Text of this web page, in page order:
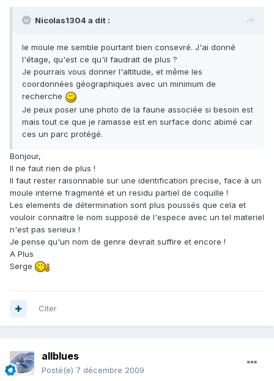
Nicolas1304 a dit :
le moule me semble pourtant bien consevré. J'ai donné
l'étage, qu'est ce qu'il faudrait de plus ?
Je pourrais vous donner l'altitude, et même les
coordonnées géographiques avec un minimum de
recherche
Je peux poser une photo de la faune associée si besoin est
mais tout ce que je ramasse est en surface donc abimé car
ces un parc protégé.
Bonjour,
Il ne faut rien de plus !
Il faut rester raisonnable sur une identification precise, face à un
moule interne fragmenté et un residu partiel de coquille !
Les elements de détermination sont plus poussés que cela et
vouloir connaitre le nom supposé de l'espece avec un tel materiel
n'est pas serieux !
Je pense qu'un nom de genre devrait suffire et encore !
A Plus
Serge
Citer
allblues
Posté(e) 7 décembre 2009